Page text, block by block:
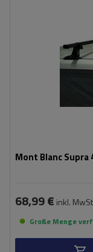
Mont Blanc
68,99 € inkl. MwSt
Große Menge